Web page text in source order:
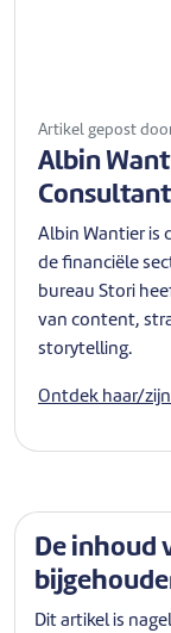
Artikel gepost
Albin
Consultant
Albin Wantier is
de financiële
bureau Stori
van content,
storytelling.
Ontdek haar/
De inhoud
Dit artikel is